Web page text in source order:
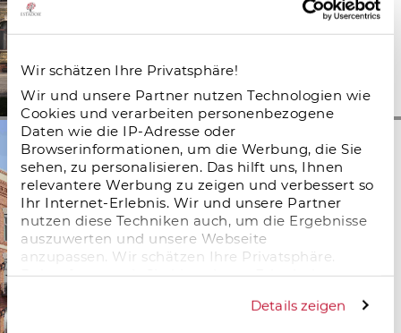
Wir schätzen Ihre Privatsphäre!
Wir und unsere Partner nutzen Technologien wie
Cookies und verarbeiten personenbezogene
Daten wie die IP-Adresse oder
Browserinformationen, um die Werbung, die Sie
sehen, zu personalisieren. Das hilft uns, Ihnen
relevantere Werbung zu zeigen und verbessert so
Ihr Internet-Erlebnis. Wir und unsere Partner
nutzen diese Techniken auch, um die Ergebnisse
auszuwerten und unsere Webseite
anzupassen. Wir schätzen Ihre Privatsphäre.
Daher fragen wir Sie hiermit um Erlaubnis zum
Details zeigen
Zum Objekt
Kaufpreise
Denkmal
Tuchfabrik in Burg –
Denkmal mit 80 % AfA
Burg
Wohneinheiten
44
Sanierungsanteil
80 %
Flächen